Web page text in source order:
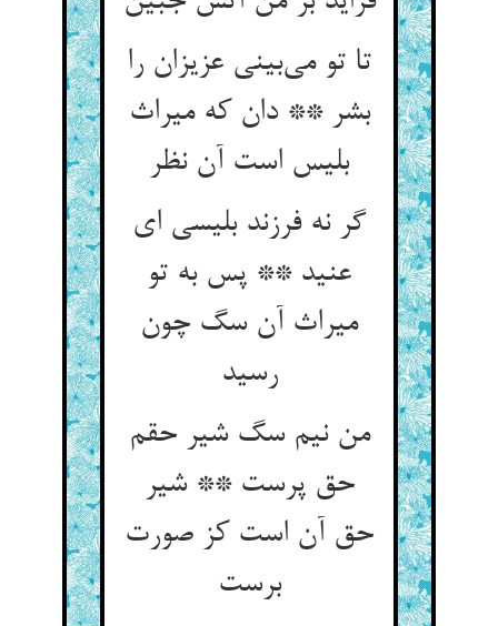
تا تو می‌‌بینی عزیزان را
بشر ** دان که میراث
بلیس است آن نظر
گر نه فرزند بلیسی ای
عنید ** پس به تو
میراث آن سگ چون
رسید
من نیم سگ شیر حقم
حق پرست ** شیر
حق آن است کز صورت
برست‌‌